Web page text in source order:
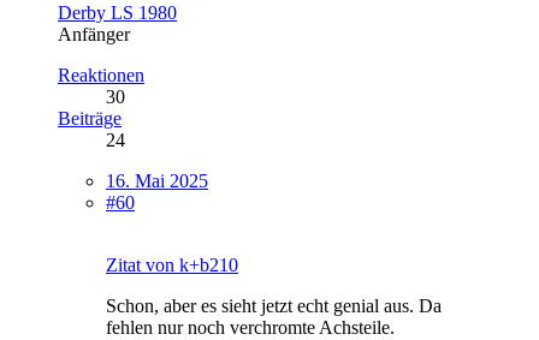
Derby LS 1980
Anfänger
Reaktionen
30
Beiträge
24
16. Mai 2025
#60
Zitat von k+b210
Schon, aber es sieht jetzt echt genial aus. Da
fehlen nur noch verchromte Achsteile.